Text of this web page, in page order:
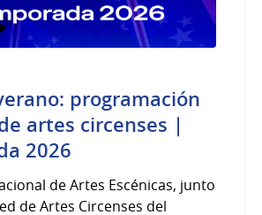
programación
artes circenses |
2026
de Artes Escénicas, junto
de Artes Circenses del